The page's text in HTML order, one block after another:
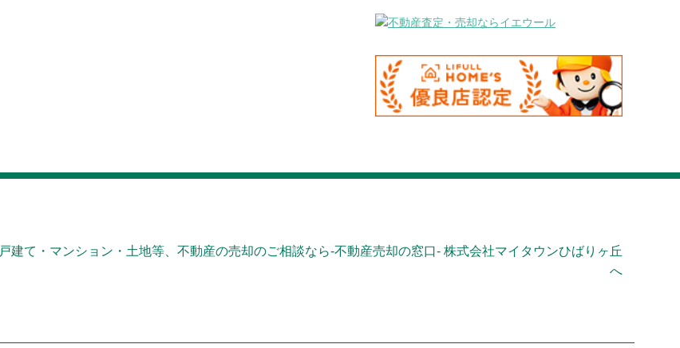
戸建て・マンション・土地等、不動産の売却のご相談なら-不動産売却の窓口- 株式会社マイタウンひばりヶ丘
へ